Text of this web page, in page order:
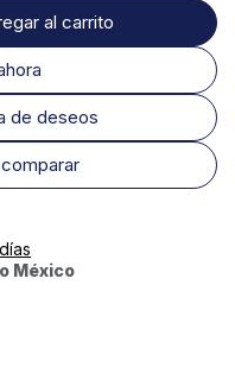
al carrito
de deseos
México